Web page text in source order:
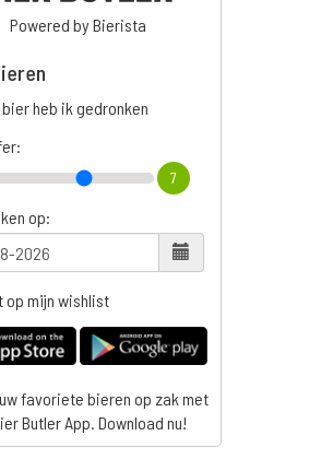
Powered by Bierista
heb ik gedronken
7
op:
op mijn wishlist
favoriete bieren op zak met
Butler App. Download nu!